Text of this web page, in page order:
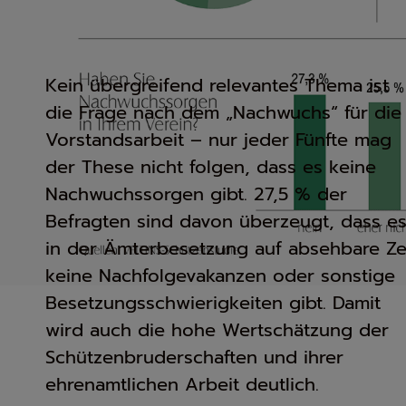
Kein übergreifend relevantes Thema ist
die Frage nach dem „Nachwuchs“ für die
Vorstandsarbeit – nur jeder Fünfte mag
der These nicht folgen, dass es keine
Nachwuchssorgen gibt. 27,5 % der
Befragten sind davon überzeugt, dass es
in der Ämterbesetzung auf absehbare
keine Nachfolgevakanzen oder sonstige
Besetzungsschwierigkeiten gibt. Damit
wird auch die hohe Wertschätzung der
Schützenbruderschaften und ihrer
ehrenamtlichen Arbeit deutlich.